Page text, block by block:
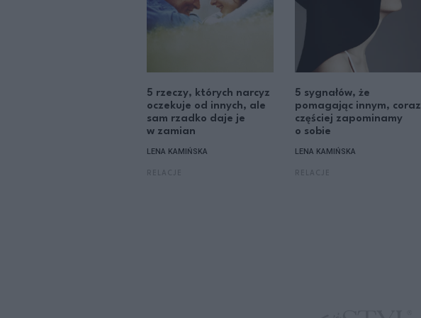
5 rzeczy, których narcyz
oczekuje od innych, ale
sam rzadko daje je
w zamian
LENA KAMIŃSKA
5 sygnałów, że
pomagając innym, coraz
częściej zapominamy
o sobie
LENA KAMIŃSKA